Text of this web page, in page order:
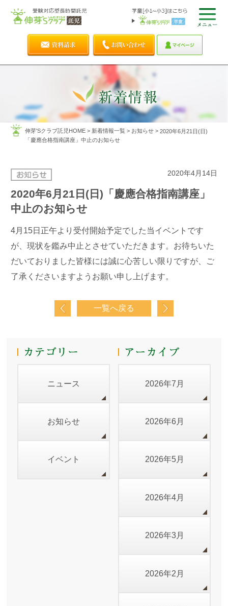
伸芽'Sクラブ託児HOME> 新着情報一覧> お知らせ> 2020年6月21日(日)
「慶應合格指南講座」中止のお知らせ
2020年4月14日
2020年6月21日(日)「慶應合格指南講座」
中止のお知らせ
4月15日正午より受付開始予定でした当イベントです
が、現状を鑑み中止とさせていただきます。お待ちいた
だいておりました皆様には誠に心苦しい限りですが、ご
了承くださいますようお願い申し上げます。
一覧へ戻る
ニュース
お知らせ
イベント
2026年7月
2026年6月
2026年5月
2026年4月
2026年3月
2026年2月